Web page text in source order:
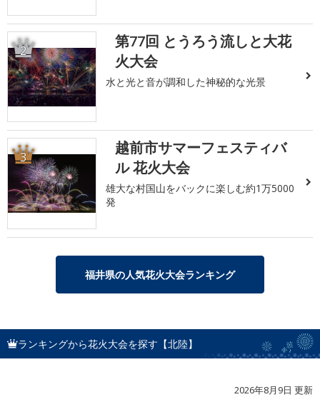
2
第77回 とうろう流しと大花
火大会
水と光と音が調和した神秘的な光景
3
越前市サマーフェスティバ
ル 花火大会
雄大な村国山をバックに楽しむ約1万5000
発
福井県の人気花火大会ランキング
ランキングから花火大会を探す【北陸】
2026年8月9日 更新